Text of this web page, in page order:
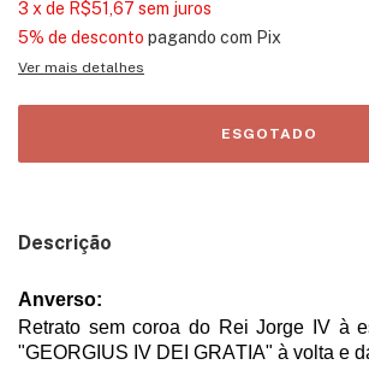
3 x de R$51,67 sem juros
5% de desconto pagando com Pix
Ver mais detalhes
Descrição
Anverso:
Retrato sem coroa do Rei Jorge IV à
"GEORGIUS IV DEI GRATIA" à volta e